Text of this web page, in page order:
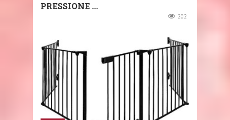
PRESSIONE ...
202